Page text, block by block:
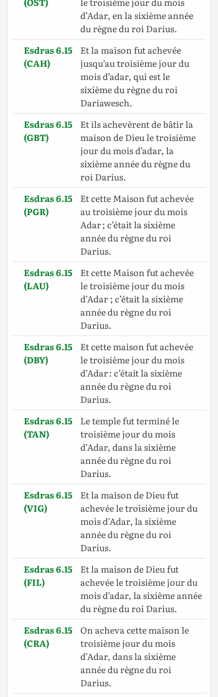
d’Adar, en la sixième année
du règne du roi Darius.
Esdras 6.15
(CAH)
Et la maison fut achevée
jusqu’au troisième jour du
mois d’adar, qui est le
sixième du règne du roi
Dariawesch.
Esdras 6.15
(GBT)
Et ils achevèrent de bâtir la
maison de Dieu le troisième
jour du mois d’adar, la
sixième année du règne du
roi Darius.
Esdras 6.15
(PGR)
Et cette Maison fut achevée
au troisième jour du mois
Adar ; c’était la sixième
année du règne du roi
Darius.
Esdras 6.15
(LAU)
Et cette Maison fut achevée
letroisième jour du mois
d’Adar ; c’était la sixième
année du règne du roi
Darius.
Esdras 6.15
(DBY)
Et cette maison fut achevée
le troisième jour du mois
d’Adar : c’était la sixième
année du règne du roi
Darius.
Esdras 6.15
(TAN)
Le temple fut terminé le
troisième jour du mois
d’Adar, dans la sixième
année du règne du roi
Darius.
Esdras 6.15
(VIG)
Et la maison de Dieu fut
achevée le troisième jour du
mois d’Adar, la sixième
année du règne du roi
Darius.
Esdras 6.15
(FIL)
Et la maison de Dieu fut
achevée le troisième jour du
mois d’adar, la sixième année
du règne du roi Darius.
Esdras 6.15
(CRA)
On acheva cette maison le
troisième jour du mois
d’Adar, dans la sixième
année du règne du roi
Darius.